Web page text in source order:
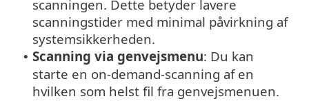
scanningen. Dette betyder lavere
scanningstider med minimal påvirkning af
systemsikkerheden.
• Scanning via genvejsmenu: Du kan
starte en on-demand-scanning af en
hvilken som helst fil fra genvejsmenuen.